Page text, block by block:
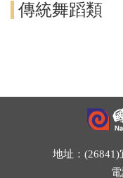
傳統舞蹈類
地址：